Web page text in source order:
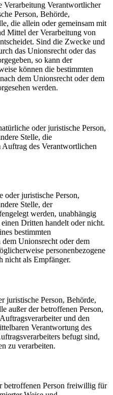
Verarbeitung Verantwortlicher
Person, Behörde,
die allein oder gemeinsam mit
Mittel der Verarbeitung von
Sind die Zwecke und
das Unionsrecht oder das
so kann der
können die bestimmten
dem Unionsrecht oder dem
werden.
oder juristische Person,
Stelle, die
Auftrag des Verantwortlichen
oder juristische Person,
Stelle, der
werden, unabhängig
Dritten handelt oder nicht.
bestimmten
Unionsrecht oder dem
personenbezogene
nicht als Empfänger.
juristische Person, Behörde,
außer der betroffenen Person,
und den
Verantwortung des
befugt sind,
zu verarbeiten.
betroffenen Person freiwillig für